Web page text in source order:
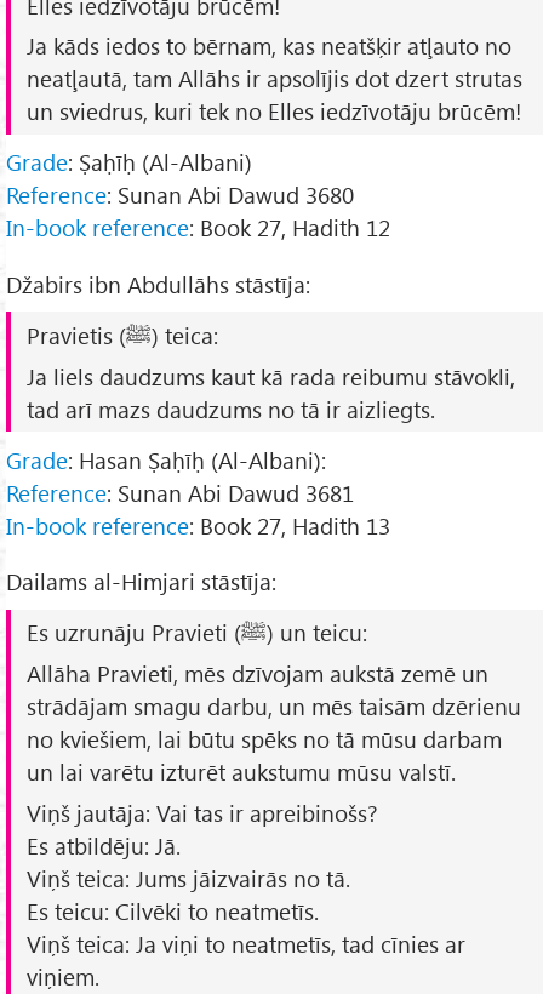
Ja kāds iedos to bērnam, kas neatšķir atļauto no
neatļautā, tam Allāhs ir apsolījis dot dzert strutas
un sviedrus, kuri tek no Elles iedzīvotāju brūcēm!
Grade: Ṣaḥīḥ (Al-Albani)
Reference: Sunan Abi Dawud 3680
In-book reference: Book 27, Hadith 12
Džabirs ibn Abdullāhs stāstīja:
Pravietis (ﷺ) teica:
Ja liels daudzums kaut kā rada reibumu stāvokli,
tad arī mazs daudzums no tā ir aizliegts.
Grade: Hasan Ṣaḥīḥ (Al-Albani):
Reference: Sunan Abi Dawud 3681
In-book reference: Book 27, Hadith 13
Dailams al-Himjari stāstīja:
Es uzrunāju Pravieti (ﷺ) un teicu:
Allāha Pravieti, mēs dzīvojam aukstā zemē un
strādājam smagu darbu, un mēs taisām dzērienu
no kviešiem, lai būtu spēks no tā mūsu darbam
un lai varētu izturēt aukstumu mūsu valstī.
Viņš jautāja: Vai tas ir apreibinošs?
Es atbildēju: Jā.
Viņš teica: Jums jāizvairās no tā.
Es teicu: Cilvēki to neatmetīs.
Viņš teica: Ja viņi to neatmetīs, tad cīnies ar
viņiem.